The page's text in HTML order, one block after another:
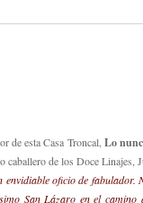
de esta Casa Troncal, Lo
caballero de los Doce
oficio de
San Lázaro en el